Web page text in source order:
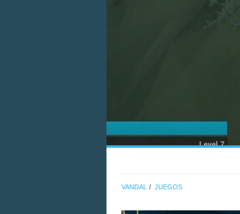
VANDAL JUEGOS